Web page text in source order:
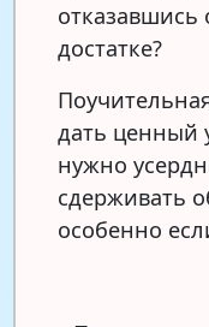
отказавшись
достатке?
дать ценный
нужно
сдерживать
особенно